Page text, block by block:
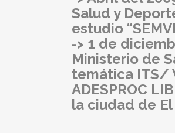
Salud y
estudio
-> 1 de
Ministerio de
temática ITS/
ADESPROC
la ciudad de